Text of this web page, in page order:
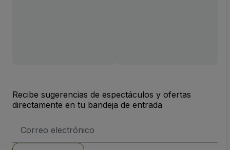
Recibe sugerencias de espectáculos y ofertas
directamente en tu bandeja de entrada
de